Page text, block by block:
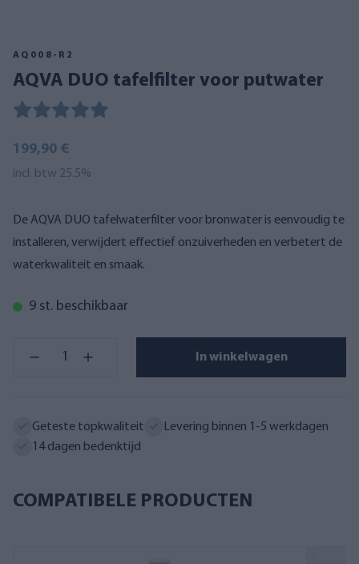
AQ008-R2
AQVA DUO tafelfilter voor putwater
199,90 €
incl. btw 25.5%
De AQVA DUO tafelwaterfilter voor bronwater is eenvoudig te
installeren, verwijdert effectief onzuiverheden en verbetert de
waterkwaliteit en smaak.
9 st. beschikbaar
In winkelwagen
Geteste topkwaliteit
Levering binnen 1-5 werkdagen
14 dagen bedenktijd
COMPATIBELE PRODUCTEN